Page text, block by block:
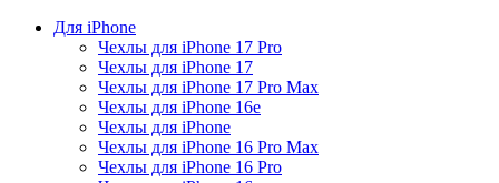
Для iPhone
Чехлы для iPhone 17 Pro
Чехлы для iPhone 17
Чехлы для iPhone 17 Pro Max
Чехлы для iPhone 16e
Чехлы для iPhone
Чехлы для iPhone 16 Pro Max
Чехлы для iPhone 16 Pro